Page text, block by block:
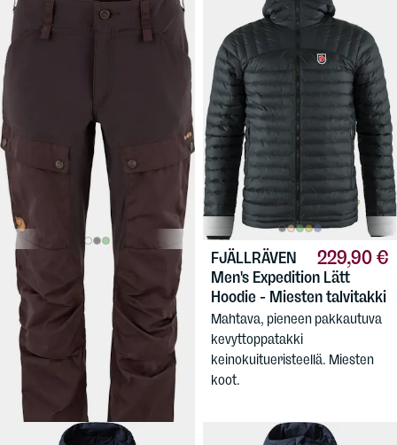
219,90 €
FJÄLLRÄVEN
Women's Keb Trousers
Naisten tekniset vaellushousut
joustopaneeleilla. Kolme
lahjepituutta.
229,90 €
FJÄLLRÄVEN
Men's Expedition Lätt
Hoodie - Miesten talvitakki
Mahtava, pieneen pakkautuva
kevyttoppatakki
keinokuitueristeellä. Miesten
koot.